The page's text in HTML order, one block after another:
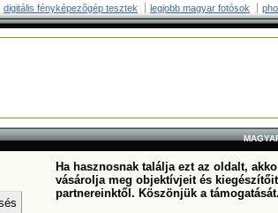
digitális fényképezõgép tesztek legjobb magyar fotósok
Ha hasznosnak találja ezt az oldalt,
vásárolja meg objektívjeit és kiegészítőit
partnereinktől. Köszönjük a támogatását.